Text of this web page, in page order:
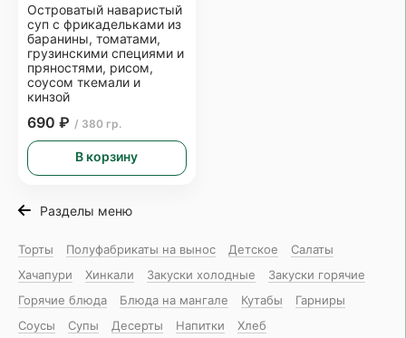
Островатый наваристый
суп с фрикадельками из
баранины, томатами,
грузинскими специями и
пряностями, рисом,
соусом ткемали и
кинзой
690 ₽ / 380 гр.
В корзину
Разделы меню
Торты Полуфабрикаты на вынос Детское
Салаты
Хачапури
Хинкали Закуски холодные
Закуски горячие
Горячие блюда
Блюда на мангале Кутабы
Гарниры
Соусы
Супы Десерты Напитки Хлеб